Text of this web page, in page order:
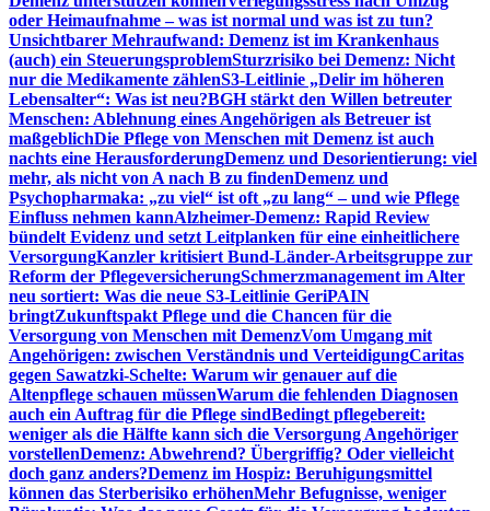
oder Heimaufnahme – was ist normal und was ist zu tun?
Unsichtbarer Mehraufwand: Demenz ist im Krankenhaus
(auch) ein SteuerungsproblemSturzrisiko bei Demenz: Nicht
nur die Medikamente zählenS3-Leitlinie „Delir im höheren
Lebensalter“: Was ist neu?BGH stärkt den Willen betreuter
Menschen: Ablehnung eines Angehörigen als Betreuer ist
maßgeblichDie Pflege von Menschen mit Demenz ist auch
nachts eine HerausforderungDemenz und Desorientierung: viel
mehr, als nicht von A nach B zu findenDemenz und
Psychopharmaka: „zu viel“ ist oft „zu lang“ – und wie Pflege
Einfluss nehmen kannAlzheimer-Demenz: Rapid Review
bündelt Evidenz und setzt Leitplanken für eine einheitlichere
VersorgungKanzler kritisiert Bund-Länder-Arbeitsgruppe zur
Reform der PflegeversicherungSchmerzmanagement im Alter
neu sortiert: Was die neue S3-Leitlinie GeriPAIN
bringtZukunftspakt Pflege und die Chancen für die
Versorgung von Menschen mit DemenzVom Umgang mit
Angehörigen: zwischen Verständnis und VerteidigungCaritas
gegen Sawatzki-Schelte: Warum wir genauer auf die
Altenpflege schauen müssenWarum die fehlenden Diagnosen
auch ein Auftrag für die Pflege sindBedingt pflegebereit:
weniger als die Hälfte kann sich die Versorgung Angehöriger
vorstellenDemenz: Abwehrend? Übergriffig? Oder vielleicht
doch ganz anders?Demenz im Hospiz: Beruhigungsmittel
können das Sterberisiko erhöhenMehr Befugnisse, weniger